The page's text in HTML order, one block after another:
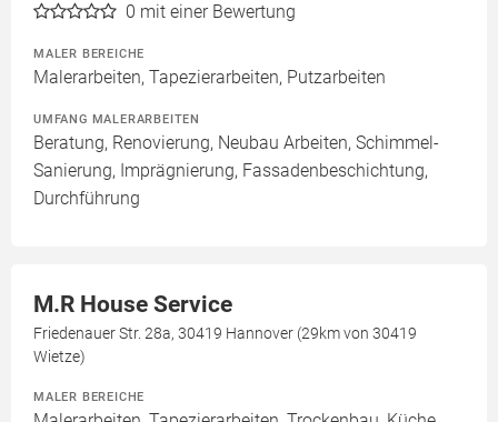
0 mit einer Bewertung
MALER BEREICHE
Malerarbeiten, Tapezierarbeiten, Putzarbeiten
UMFANG MALERARBEITEN
Beratung, Renovierung, Neubau Arbeiten, Schimmel-
Sanierung, Imprägnierung, Fassadenbeschichtung,
Durchführung
M.R House Service
Friedenauer Str. 28a, 30419 Hannover (29km von 30419
Wietze)
MALER BEREICHE